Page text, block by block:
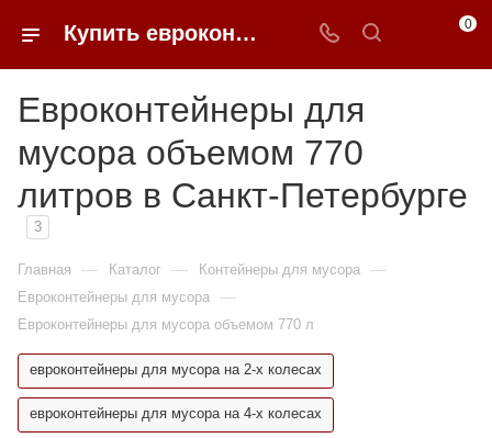
Купить евроконтейнеры для мусора 770 литров в Санкт-Петербурге | 0FFER 0
Евроконтейнеры для
мусора объемом 770
литров в Санкт-Петербурге
3
Главная — Каталог — Контейнеры для мусора —
Евроконтейнеры для мусора —
Евроконтейнеры для мусора объемом 770 л
евроконтейнеры для мусора на 2-х колесах
евроконтейнеры для мусора на 4-х колесах